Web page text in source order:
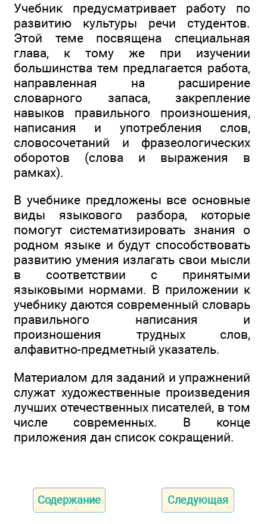
Учебник предусматривает работу по
развитию культуры речи студентов.
Этой теме посвящена специальная
глава, к тому же при изучении
большинства тем предлагается работа,
направленная на расширение
словарного запаса, закрепление
навыков правильного произношения,
написания и употребления слов,
словосочетаний и фразеологических
оборотов (слова и выражения в
рамках).
В учебнике предложены все основные
виды языкового разбора, которые
помогут систематизировать знания о
родном языке и будут способствовать
развитию умения излагать свои мысли
в соответствии с принятыми
языковыми нормами. В приложении к
учебнику даются современный словарь
правильного написания и
произношения трудных слов,
алфавитно-предметный указатель.
Материалом для заданий и упражнений
служат художественные произведения
лучших отечественных писателей, в том
числе современных. В конце
приложения дан список сокращений.
Содержание Следующая